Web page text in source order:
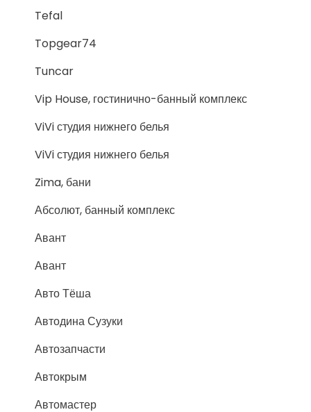
Tefal
Topgear74
Tuncar
Vip House, гостинично-банный комплекс
ViVi студия нижнего белья
ViVi студия нижнего белья
Zima, бани
Абсолют, банный комплекс
Авант
Авант
Авто Тёша
Автодина Сузуки
Автозапчасти
Автокрым
Автомастер